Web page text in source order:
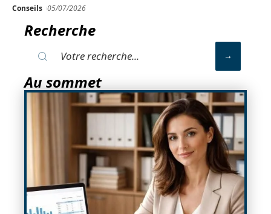
Conseils 05/07/2026
Recherche
Au sommet